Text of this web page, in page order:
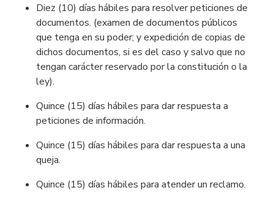
Diez (10) días hábiles para resolver peticiones de
documentos. (examen de documentos públicos
que tenga en su poder; y expedición de copias de
dichos documentos, si es del caso y salvo que no
tengan carácter reservado por la constitución o la
ley).
Quince (15) días hábiles para dar respuesta a
peticiones de información.
Quince (15) días hábiles para dar respuesta a una
queja.
Quince (15) días hábiles para atender un reclamo.